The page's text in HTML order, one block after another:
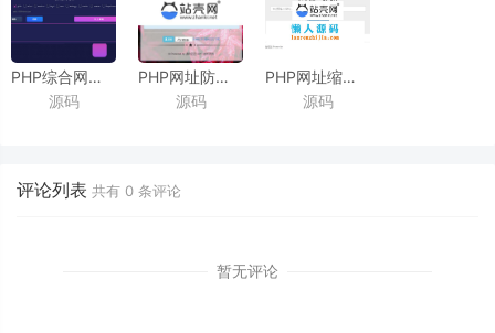
PHP综合网址缩短短网址生成与还原源码
源码
PHP网址防红系统源码
带免费api接口
源码
PHP网址缩短源码
t.cn接口生成短网址
源码
评论列表 共有 0 条评论
暂无评论